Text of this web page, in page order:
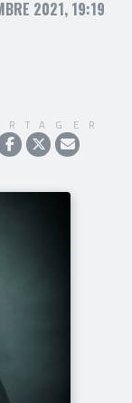
2021, 19:19